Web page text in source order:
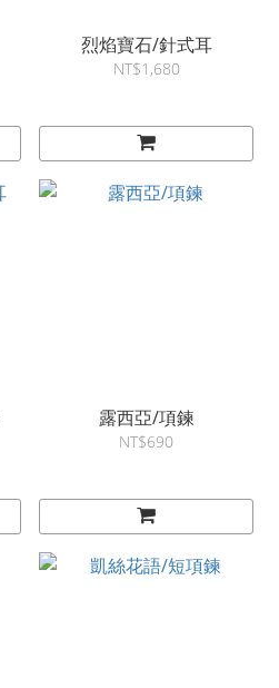
烈焰寶石/針式耳
NT$1,680
露西亞/項鍊
NT$690